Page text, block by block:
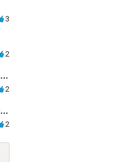
3
2
内容証明郵便に対して自身の考えを返答しなければなりませんか？
2
SNSでの誹謗中傷と金銭トラブル、法的対応の相談
2